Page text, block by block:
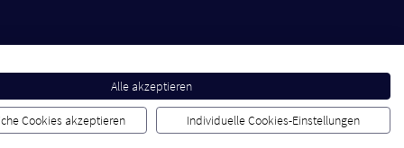
Alle akzeptieren
Cookies akzeptieren Individuelle Cookies-Einstellungen